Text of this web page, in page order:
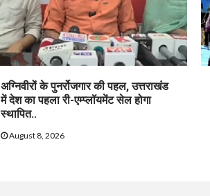
अग्निवीरों के पुनर्रोजगार की पहल, उत्तराखंड
में देश का पहला री-एम्प्लॉयमेंट सेल होगा
स्थापित..
August 8, 2026